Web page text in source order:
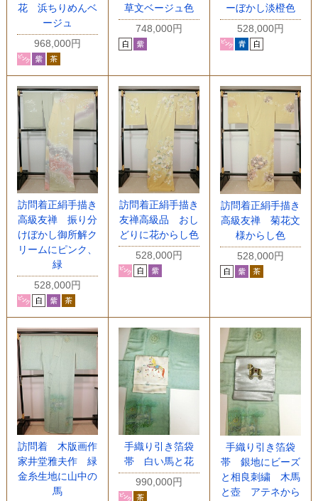
花 浜ちりめんベ
ージュ
968,000円
草文ベージュ色
748,000円
ーぼかし淡橙色
528,000円
訪問着正絹手描き
高級友禅 振り分
けぼかし御所解ク
リームにピンク、
緑
528,000円
訪問着正絹手描き
友禅高級品 おし
どりに花からし色
528,000円
訪問着正絹手描き
高級友禅 菊花文
様からし色
528,000円
訪問着 木版画作
家井堂雅夫作 緑
金糸生地に山中の
馬
手織り引き箔袋
帯 白い馬と花
990,000円
手織り引き箔袋
帯 銀地にビーズ
と相良刺繍 木馬
と壺 アテネから